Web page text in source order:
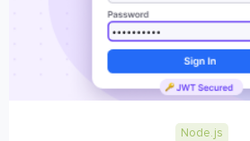
Node.js